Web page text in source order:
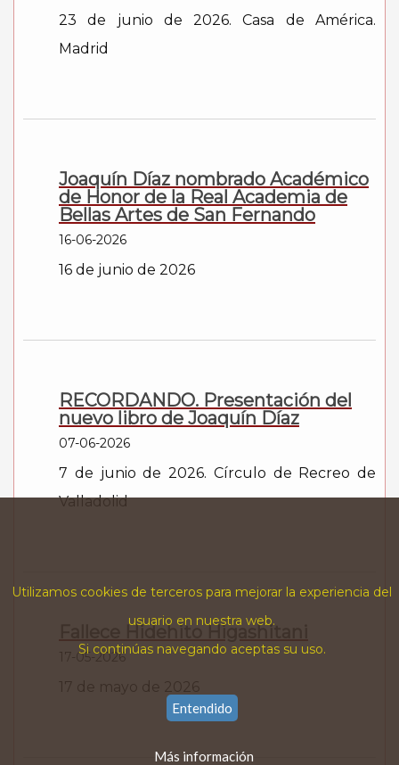
23 de junio de 2026. Casa de América.
Madrid
Joaquín Díaz nombrado Académico
de Honor de la Real Academia de
Bellas Artes de San Fernando
16-06-2026
16 de junio de 2026
RECORDANDO. Presentación del
nuevo libro de Joaquín Díaz
07-06-2026
7 de junio de 2026. Círculo de Recreo de
Valladolid
Fallece Hidehito Higashitani
17-05-2026
17 de mayo de 2026
Utilizamos cookies de terceros para mejorar la experiencia del
usuario en nuestra web.
Si continúas navegando aceptas su uso.
Entendido
Más información